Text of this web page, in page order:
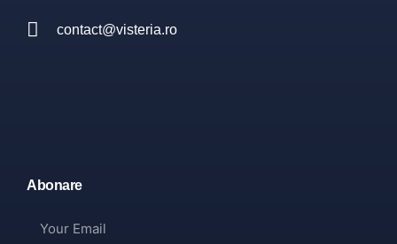
contact@visteria.ro
Abonare